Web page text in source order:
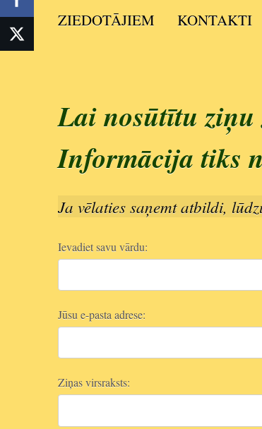
ZIEDOTĀJIEM
KONTAKTI
Lai nosūtītu
Informācija tiks
Ja vēlaties saņemt atbildi,
Ievadiet savu vārdu:
Jūsu e-pasta adrese:
Ziņas virsraksts: